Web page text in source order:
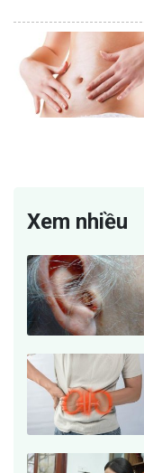
Xem nhiều